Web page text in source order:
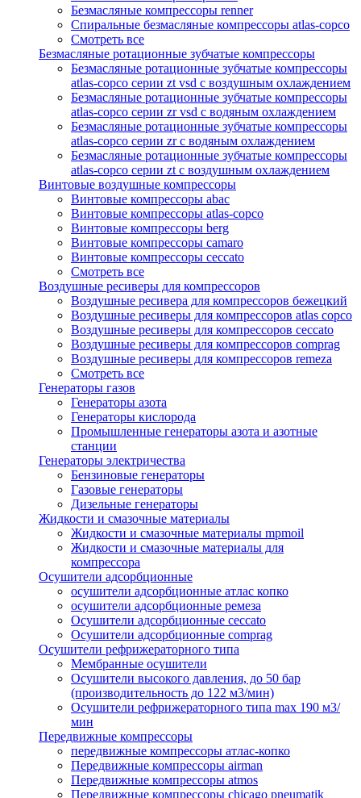
Безмасляные компрессоры renner
Спиральные безмасляные компрессоры atlas-copco
Смотреть все
Безмасляные ротационные зубчатые компрессоры
Безмасляные ротационные зубчатые компрессоры
atlas-copco серии zt vsd с воздушным охлаждением
Безмасляные ротационные зубчатые компрессоры
atlas-copco серии zr vsd с водяным охлаждением
Безмасляные ротационные зубчатые компрессоры
atlas-copco серии zr с водяным охлаждением
Безмасляные ротационные зубчатые компрессоры
atlas-copco серии zt с воздушным охлаждением
Винтовые воздушные компрессоры
Винтовые компрессоры abac
Винтовые компрессоры atlas-copco
Винтовые компрессоры berg
Винтовые компрессоры camaro
Винтовые компрессоры ceccato
Смотреть все
Воздушные ресиверы для компрессоров
Воздушные ресивера для компрессоров бежецкий
Воздушные ресиверы для компрессоров atlas copco
Воздушные ресиверы для компрессоров ceccato
Воздушные ресиверы для компрессоров comprag
Воздушные ресиверы для компрессоров remeza
Смотреть все
Генераторы газов
Генераторы азота
Генераторы кислорода
Промышленные генераторы азота и азотные
станции
Генераторы электричества
Бензиновые генераторы
Газовые генераторы
Дизельные генераторы
Жидкости и смазочные материалы
Жидкости и смазочные материалы mpmoil
Жидкости и смазочные материалы для
компрессора
Осушители адсорбционные
осушители адсорбционные атлас копко
осушители адсорбционные ремеза
Осушители адсорбционные ceccato
Осушители адсорбционные comprag
Осушители рефрижераторного типа
Мембранные осушители
Осушители высокого давления, до 50 бар
(производительность до 122 м3/мин)
Осушители рефрижераторного типа max 190 м3/
мин
Передвижные компрессоры
передвижные компрессоры атлас-копко
Передвижные компрессоры airman
Передвижные компрессоры atmos
Передвижные компрессоры chicago pneumatik